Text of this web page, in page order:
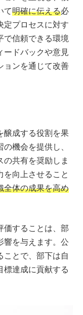
て明確に伝える必
定プロセスに対す
で信頼できる環境
ードバックや意見
ョンを通じて改善
醸成する役割を果
機会を提供し、
共有を奨励しま
向上させること
全体の成果を高め
価することは、部
響を与えます。公
ことで、部下は自
標達成に貢献する